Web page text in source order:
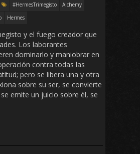
#HermesTrimegisto
Alchemy
Hermes
y el fuego creador que
Los laborantes
dominarlo y maniobrar en
contra todas las
pero se libera una y otra
sobre su ser, se convierte
emite un juicio sobre él, se